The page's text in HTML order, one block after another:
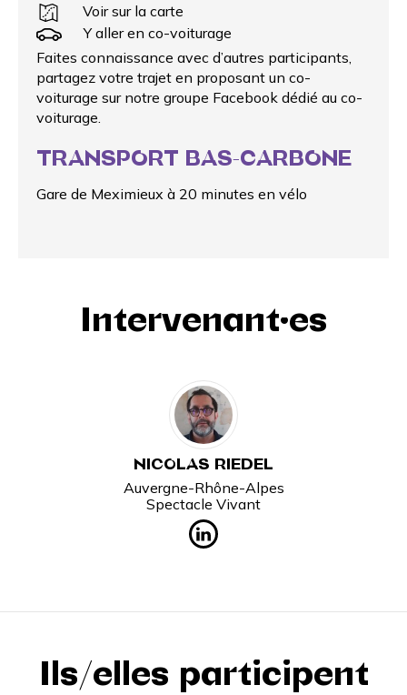
Voir sur la carte
Y aller en co-voiturage
Faites connaissance avec d’autres participants,
partagez votre trajet en proposant un co-
voiturage sur notre groupe Facebook dédié au co-
voiturage.
TRANSPORT BAS-CARBONE
Gare de Meximieux à 20 minutes en vélo
Intervenant·es
NICOLAS RIEDEL
Auvergne-Rhône-Alpes
Spectacle Vivant
Ils/elles participent